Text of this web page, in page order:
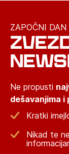
ZAPOČNI
Ne propusti
dešavanjima i
Kratki
Nikad te